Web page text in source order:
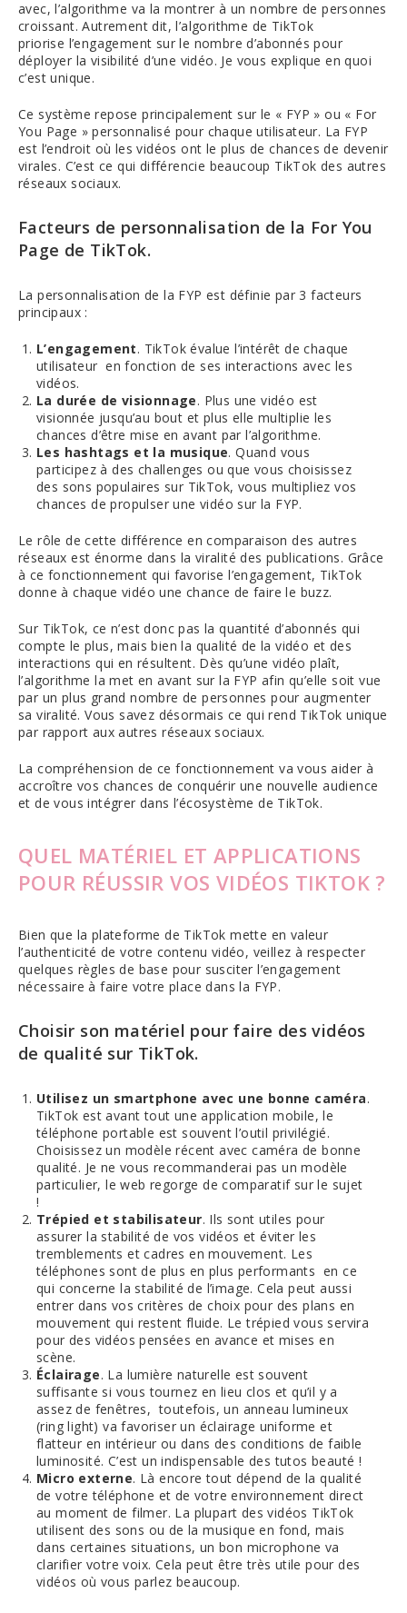
avec, l’algorithme va la montrer à un nombre de personnes
croissant. Autrement dit, l’algorithme de TikTok
priorise l’engagement sur le nombre d’abonnés pour
déployer la visibilité d’une vidéo. Je vous explique en quoi
c’est unique.
Ce système repose principalement sur le « FYP » ou « For
You Page » personnalisé pour chaque utilisateur. La FYP
est l’endroit où les vidéos ont le plus de chances de devenir
virales. C’est ce qui différencie beaucoup TikTok des autres
réseaux sociaux.
Facteurs de personnalisation de la For You
Page de TikTok.
La personnalisation de la FYP est définie par 3 facteurs
principaux :
L’engagement. TikTok évalue l’intérêt de chaque
utilisateur en fonction de ses interactions avec les
vidéos.
La durée de visionnage. Plus une vidéo est
visionnée jusqu’au bout et plus elle multiplie les
chances d’être mise en avant par l’algorithme.
Les hashtags et la musique. Quand vous
participez à des challenges ou que vous choisissez
des sons populaires sur TikTok, vous multipliez vos
chances de propulser une vidéo sur la FYP.
Le rôle de cette différence en comparaison des autres
réseaux est énorme dans la viralité des publications. Grâce
à ce fonctionnement qui favorise l’engagement, TikTok
donne à chaque vidéo une chance de faire le buzz.
Sur TikTok, ce n’est donc pas la quantité d’abonnés qui
compte le plus, mais bien la qualité de la vidéo et des
interactions qui en résultent. Dès qu’une vidéo plaît,
l’algorithme la met en avant sur la FYP afin qu’elle soit vue
par un plus grand nombre de personnes pour augmenter
sa viralité. Vous savez désormais ce qui rend TikTok unique
par rapport aux autres réseaux sociaux.
La compréhension de ce fonctionnement va vous aider à
accroître vos chances de conquérir une nouvelle audience
et de vous intégrer dans l’écosystème de TikTok.
QUEL MATÉRIEL ET APPLICATIONS
POUR RÉUSSIR VOS VIDÉOS TIKTOK ?
Bien que la plateforme de TikTok mette en valeur
l’authenticité de votre contenu vidéo, veillez à respecter
quelques règles de base pour susciter l’engagement
nécessaire à faire votre place dans la FYP.
Choisir son matériel pour faire des vidéos
de qualité sur TikTok.
Utilisez un smartphone avec une bonne caméra.
TikTok est avant tout une application mobile, le
téléphone portable est souvent l’outil privilégié.
Choisissez un modèle récent avec caméra de bonne
qualité. Je ne vous recommanderai pas un modèle
particulier, le web regorge de comparatif sur le sujet
!
Trépied et stabilisateur. Ils sont utiles pour
assurer la stabilité de vos vidéos et éviter les
tremblements et cadres en mouvement. Les
téléphones sont de plus en plus performants en ce
qui concerne la stabilité de l’image. Cela peut aussi
entrer dans vos critères de choix pour des plans en
mouvement qui restent fluide. Le trépied vous servira
pour des vidéos pensées en avance et mises en
scène.
Éclairage. La lumière naturelle est souvent
suffisante si vous tournez en lieu clos et qu’il y a
assez de fenêtres, toutefois, un anneau lumineux
(ring light) va favoriser un éclairage uniforme et
flatteur en intérieur ou dans des conditions de faible
luminosité. C’est un indispensable des tutos beauté !
Micro externe. Là encore tout dépend de la qualité
de votre téléphone et de votre environnement direct
au moment de filmer. La plupart des vidéos TikTok
utilisent des sons ou de la musique en fond, mais
dans certaines situations, un bon microphone va
clarifier votre voix. Cela peut être très utile pour des
vidéos où vous parlez beaucoup.